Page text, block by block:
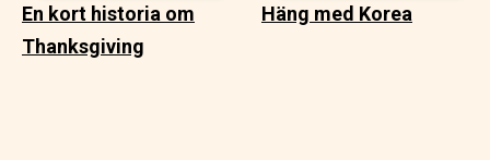
En kort historia om
Thanksgiving
Häng med Korea